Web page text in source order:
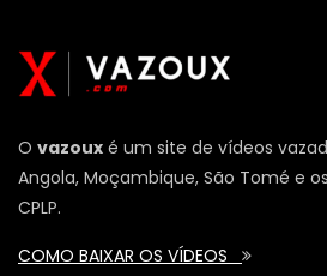
O vazoux é um site de vídeos
Angola, Moçambique, São Tomé e
CPLP.
COMO BAIXAR OS VÍDEOS